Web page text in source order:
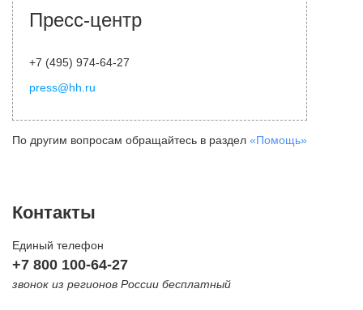
Пресс-центр
+7 (495) 974-64-27
press@hh.ru
По другим вопросам обращайтесь в раздел «Помощь»
Контакты
Единый телефон
+7 800 100-64-27
звонок из регионов России бесплатный